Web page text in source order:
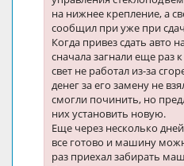
на нижнее крепление, а
сообщил при уже при
Когда привез сдать авто
сначала загнали еще раз
свет не работал из-за
денег за его замену не
смогли починить, но
них установить новую.
Еще через несколько
все готово и машину
раз приехал забирать